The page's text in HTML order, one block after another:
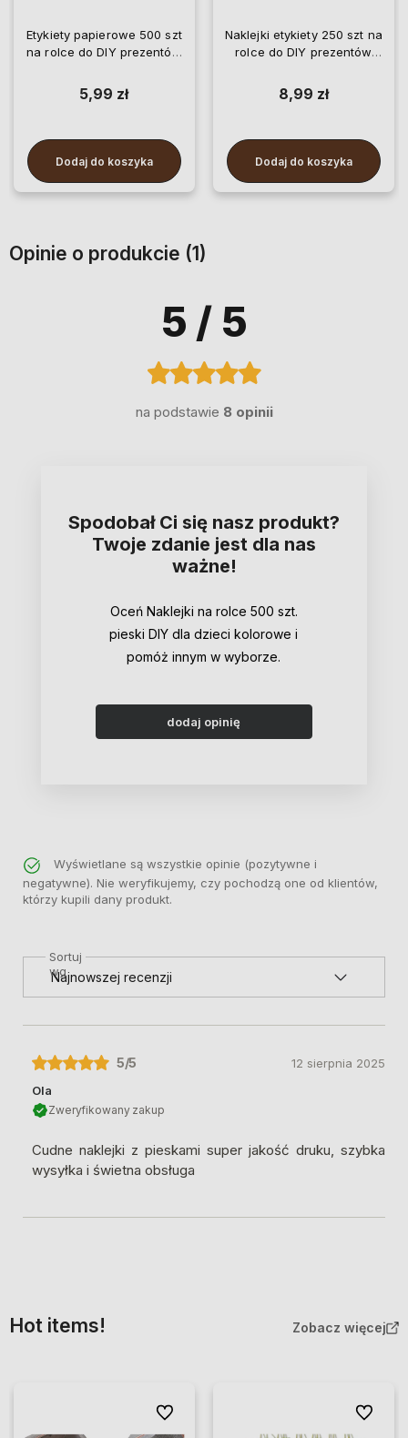
Etykiety papierowe 500 szt
na rolce do DIY prezentów
5,99 zł
Dodaj do koszyka
Naklejki etykiety 250 szt na
rolce do DIY prezentów
8,99 zł
Dodaj do koszyka
Opinie o produkcie (1)
5 / 5
na podstawie 8 opinii
Spodobał Ci się nasz produkt?
Twoje zdanie jest dla nas
ważne!
Oceń Naklejki na rolce 500 szt.
pieski DIY dla dzieci kolorowe i
pomóż innym w wyborze.
dodaj opinię
Wyświetlane są wszystkie opinie (pozytywne i
negatywne). Nie weryfikujemy, czy pochodzą one od klientów,
którzy kupili dany produkt.
Sortuj
wg
5/5
Ola
Zweryfikowany zakup
Cudne naklejki z pieskami super jakość druku, szybka
wysyłka i świetna obsługa
12 sierpnia 2025
Hot items! Zobacz więcej
Do ulubionych Do